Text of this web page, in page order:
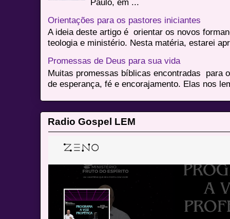
Orientações para os pastores iniciantes
A ideia deste artigo é orientar os novos
teologia e ministério. Nesta matéria, estarei
Promessas de Deus para sua vida
Muitas promessas bíblicas encontradas para
de esperança, fé e encorajamento. Elas nos
Radio Gospel LEM